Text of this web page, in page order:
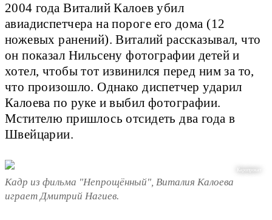
2004 года Виталий Калоев убил
авиадиспетчера на пороге его дома (12
ножевых ранений). Виталий рассказывал, что
он показал Нильсену фотографии детей и
хотел, чтобы тот извинился перед ним за то,
что произошло. Однако диспетчер ударил
Калоева по руке и выбил фотографии.
Мстителю пришлось отсидеть два года в
Швейцарии.
Каропрокат
Кадр из фильма "Непрощённый", Виталия Калоева
играет Дмитрий Нагиев.